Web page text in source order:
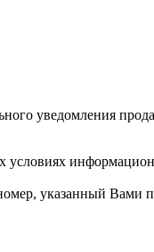
уведомления
условиях
указанный Вами